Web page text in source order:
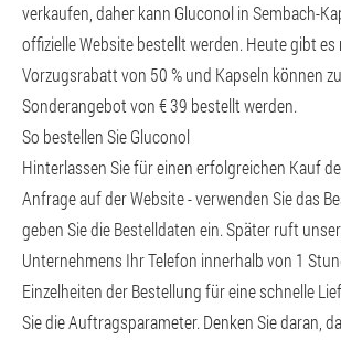
verkaufen, daher kann Gluconol in Sembach-
offizielle Website bestellt werden. Heute gibt es
Vorzugsrabatt von 50 % und Kapseln können
Sonderangebot von € 39 bestellt werden.
So bestellen Sie Gluconol
Hinterlassen Sie für einen erfolgreichen Kauf
Anfrage auf der Website - verwenden Sie das
geben Sie die Bestelldaten ein. Später ruft
Unternehmens Ihr Telefon innerhalb von 1
Einzelheiten der Bestellung für eine schnelle
Sie die Auftragsparameter. Denken Sie daran,